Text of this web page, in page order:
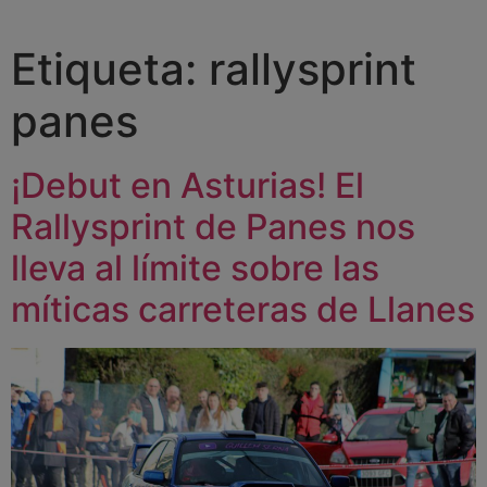
Etiqueta: rallysprint
panes
¡Debut en Asturias! El
Rallysprint de Panes nos
lleva al límite sobre las
míticas carreteras de Llanes